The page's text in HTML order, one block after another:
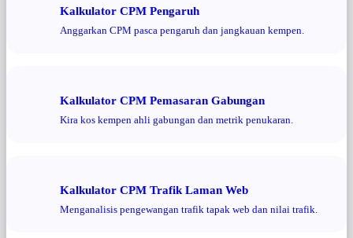
Kalkulator CPM Pengaruh
Anggarkan CPM pasca pengaruh dan jangkauan kempen.
Kalkulator CPM Pemasaran Gabungan
Kira kos kempen ahli gabungan dan metrik penukaran.
Kalkulator CPM Trafik Laman Web
Menganalisis pengewangan trafik tapak web dan nilai trafik.